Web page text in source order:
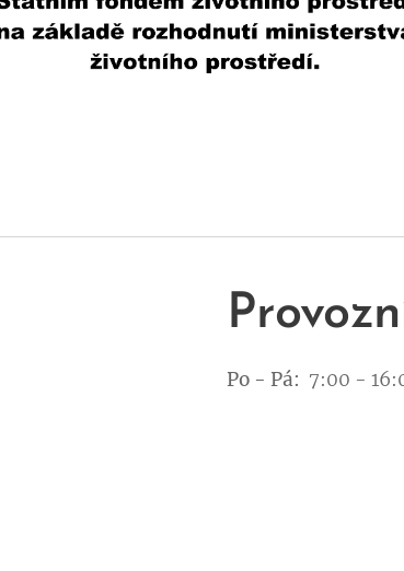
Po - Pá: 7:00 -